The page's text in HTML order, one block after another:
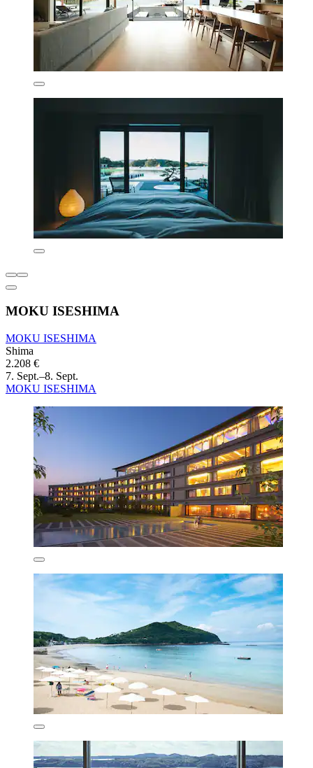
MOKU ISESHIMA
MOKU ISESHIMA
Shima
2.208 €
7. Sept.–8. Sept.
MOKU ISESHIMA